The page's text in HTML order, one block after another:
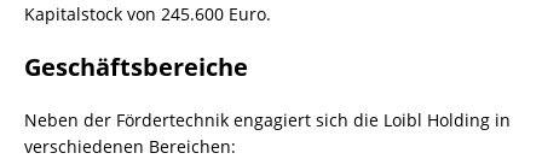
Kapitalstock von 245.600 Euro.
Geschäftsbereiche
Neben der Fördertechnik engagiert sich die Loibl Holding in
verschiedenen Bereichen: